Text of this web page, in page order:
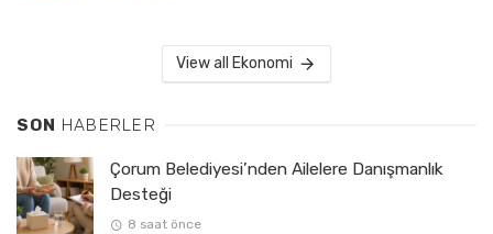
View all Ekonomi
SON HABERLER
Çorum Belediyesi’nden Ailelere Danışmanlık
Desteği
8 saat önce